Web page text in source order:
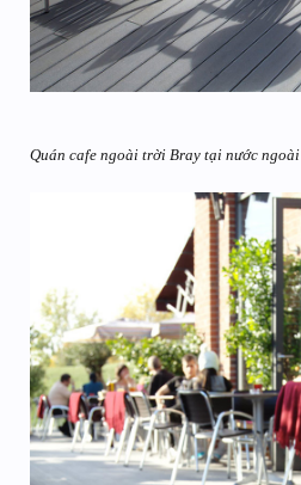
Quán cafe ngoài trời Bray tại nước ngoài